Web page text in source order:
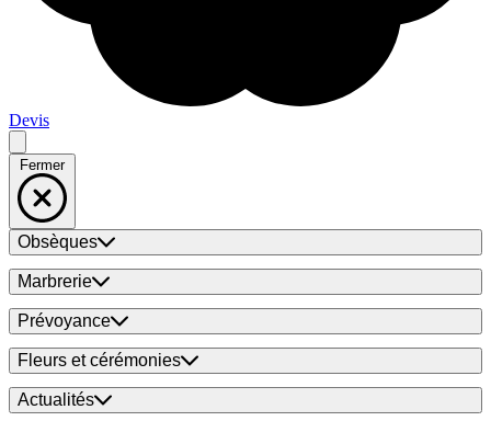
Devis
Fermer
Obsèques
Marbrerie
Prévoyance
Fleurs et cérémonies
Actualités